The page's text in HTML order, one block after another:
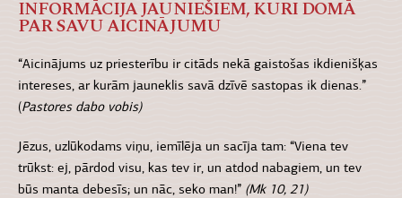
INFORMĀCIJA JAUNIEŠIEM, KURI DOMĀ
PAR SAVU AICINĀJUMU
“Aicinājums uz priesterību ir citāds nekā gaistošas ikdienišķas
intereses, ar kurām jauneklis savā dzīvē sastopas ik dienas.”
(Pastores dabo vobis)
Jēzus, uzlūkodams viņu, iemīlēja un sacīja tam: “Viena tev
trūkst: ej, pārdod visu, kas tev ir, un atdod nabagiem, un tev
būs manta debesīs; un nāc, seko man!” (Mk 10, 21)